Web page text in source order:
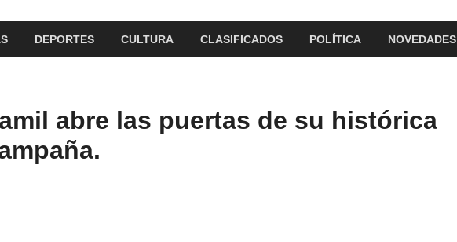
DEPORTES CULTURA CLASIFICADOS POLÍTICA NOVEDADES
abre las puertas de su histórica